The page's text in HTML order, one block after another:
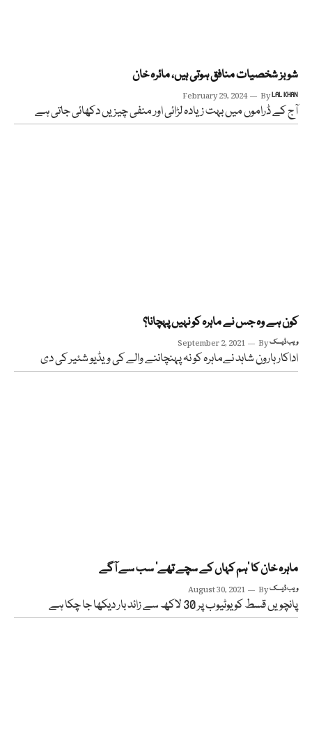
شوبز شخصیات منافق ہوتی ہیں، مائرہ خان
February 29, 2024 ByLAL KHAN
آج کے ڈراموں میں بہت زیادہ لڑائی اور منفی چیزیں دکھائی جاتی ہے
کون ہے وہ جس نے ماہرہ کو نہیں پہچانا؟
September 2, 2021 Byویب ڈیسک
اداکار ہارون شاہد نےماہرہ کو نہ پہنچاننے والے کی ویڈیو شئیر کی دی
ماہرہ خان کا ’ہم کہاں کے سچے تھے‘ سب سے آگے
August 30, 2021 Byویب ڈیسک
پانچویں قسط کو یوٹیوب پر 30 لاکھ سے زائد بار دیکھا جا چکا ہے